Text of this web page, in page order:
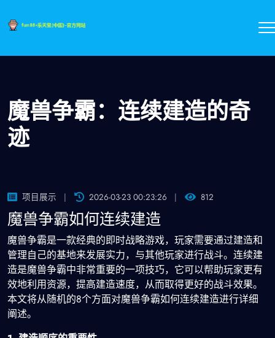
魔兽争霸：连续建造的奇
迹
项目展示 2026-03-23 00:23:26 812
魔兽争霸如何连续建造
魔兽争霸是一款经典的即时战略游戏，玩家需要通过建造和
管理自己的基地来发展实力，与其他玩家进行战斗。连续建
造是魔兽争霸中非常重要的一项技巧，它可以帮助玩家更有
效地利用资源，提高建造速度，从而取得更好的战斗效果。
本文将从随机的8个方面对魔兽争霸如何连续建造进行详细
阐述。